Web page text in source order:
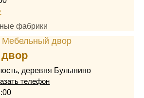
фабрики
деревня Булынино
телефон